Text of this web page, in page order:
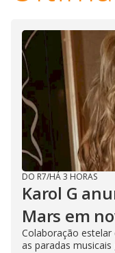
DO R7/HÁ 3 HORAS
Karol G
Mars em
Colaboração
as paradas musicais